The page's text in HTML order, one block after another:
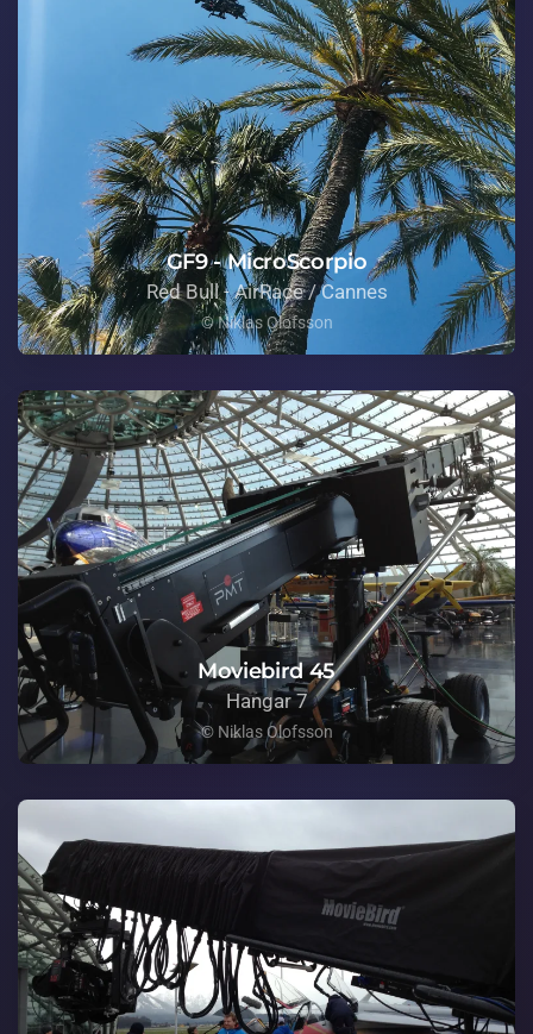
GF9 - MicroScorpio
Red Bull - AirRace / Cannes
© Niklas Olofsson
Moviebird 45
Hangar 7
© Niklas Olofsson